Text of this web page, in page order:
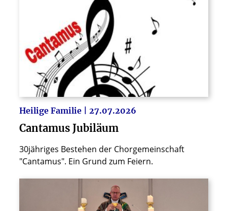
Heilige Familie | 27.07.2026
Cantamus Jubiläum
30jähriges Bestehen der Chorgemeinschaft
"Cantamus". Ein Grund zum Feiern.